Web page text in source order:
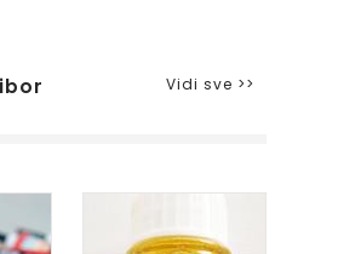
Vidi sve >>